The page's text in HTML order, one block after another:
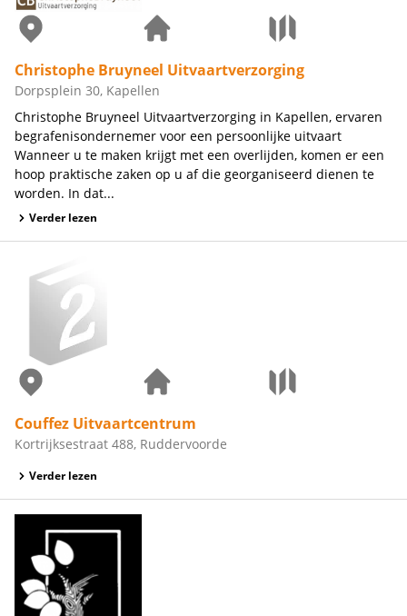
Christophe Bruyneel Uitvaartverzorging
Dorpsplein 30, Kapellen
Christophe Bruyneel Uitvaartverzorging in Kapellen, ervaren
begrafenisondernemer voor een persoonlijke uitvaart
Wanneer u te maken krijgt met een overlijden, komen er een
hoop praktische zaken op u af die georganiseerd dienen te
worden. In dat...
Verder lezen
Couffez Uitvaartcentrum
Kortrijksestraat 488, Ruddervoorde
Verder lezen